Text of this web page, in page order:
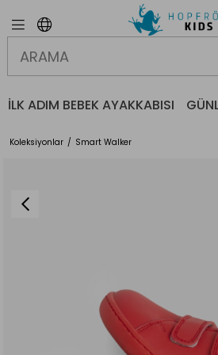
İLK ADIM BEBEK AYAKKABISI
Koleksiyonlar Smart Walker